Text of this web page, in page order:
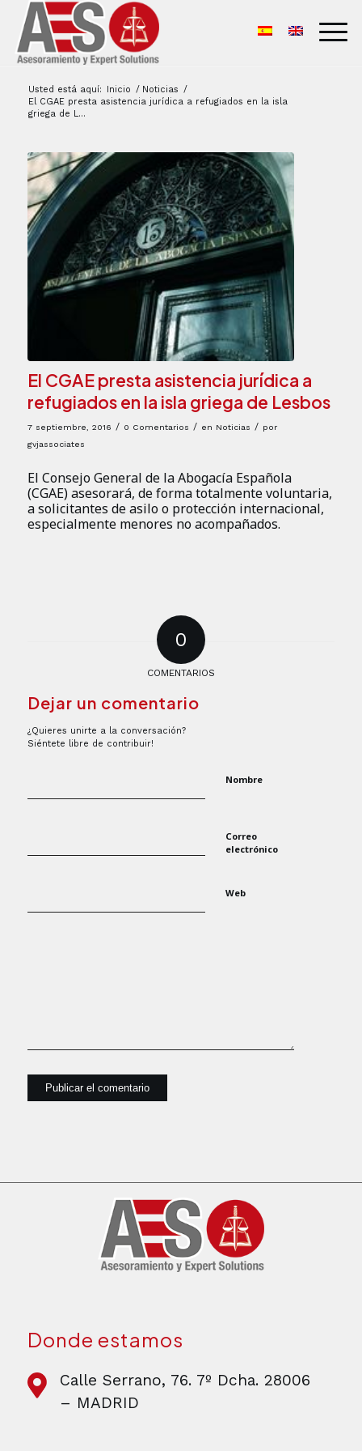
Usted está aquí: Inicio / Noticias /
El CGAE presta asistencia jurídica a refugiados en la isla
griega de L...
El CGAE presta asistencia jurídica a
refugiados en la isla griega de Lesbos
7 septiembre, 2016 / 0 Comentarios / en Noticias / por
gvjassociates
El Consejo General de la Abogacía Española
(CGAE) asesorará, de forma totalmente voluntaria,
a solicitantes de asilo o protección internacional,
especialmente menores no acompañados.
0
COMENTARIOS
Dejar un comentario
¿Quieres unirte a la conversación?
Siéntete libre de contribuir!
Nombre
Correo
electrónico
Web
Donde estamos
Calle Serrano, 76. 7º Dcha. 28006
– MADRID